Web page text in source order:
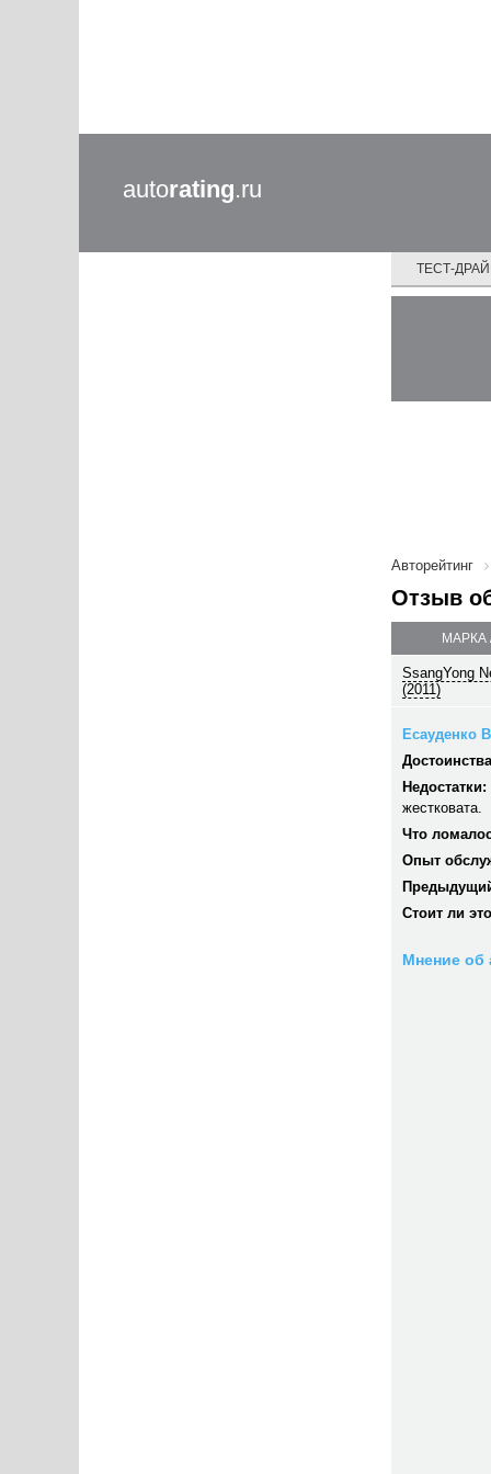
autorating.ru
ТЕСТ-
Авторейтинг
Отзыв
МАРКА
SsangYong
(2011)
Есауденко
Недостатки:
жестковата.
Что
Опыт
Стоит ли
Мнение об